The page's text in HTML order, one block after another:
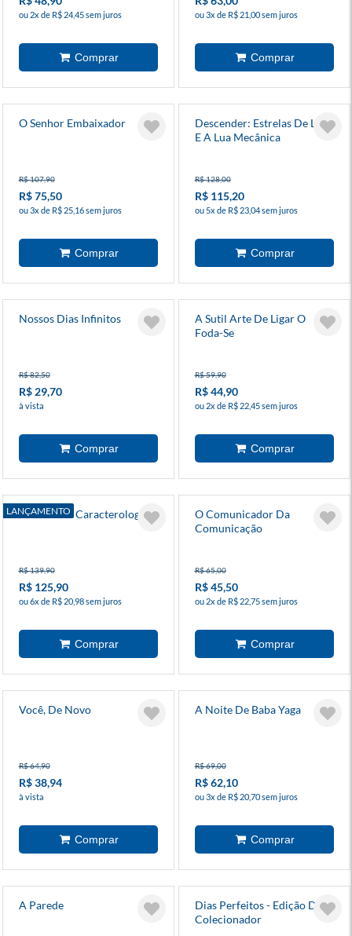
ou 2x de R$ 24,45 sem juros ou 3x de R$ 21,00 sem juros
O Senhor Embaixador
R$ 107,90
R$ 75,50
ou 3x de R$ 25,16 sem juros
Descender: Estrelas De Lata
E A Lua Mecânica
R$ 128,00
R$ 115,20
ou 5x de R$ 23,04 sem juros
Nossos Dias Infinitos
R$ 82,50
R$ 29,70
à vista
A Sutil Arte De Ligar O
Foda-Se
R$ 59,90
R$ 44,90
ou 2x de R$ 22,45 sem juros
LANÇAMENTO
Tratado De Caracterologia
R$ 139,90
R$ 125,90
ou 6x de R$ 20,98 sem juros
O Comunicador Da
Comunicação
R$ 65,00
R$ 45,50
ou 2x de R$ 22,75 sem juros
Você, De Novo
R$ 64,90
R$ 38,94
à vista
A Noite De Baba Yaga
R$ 69,00
R$ 62,10
ou 3x de R$ 20,70 sem juros
A Parede
Dias Perfeitos - Edição De
Colecionador